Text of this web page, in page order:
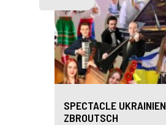
SPECTACLE UKRAINIEN
ZBROUTSCH